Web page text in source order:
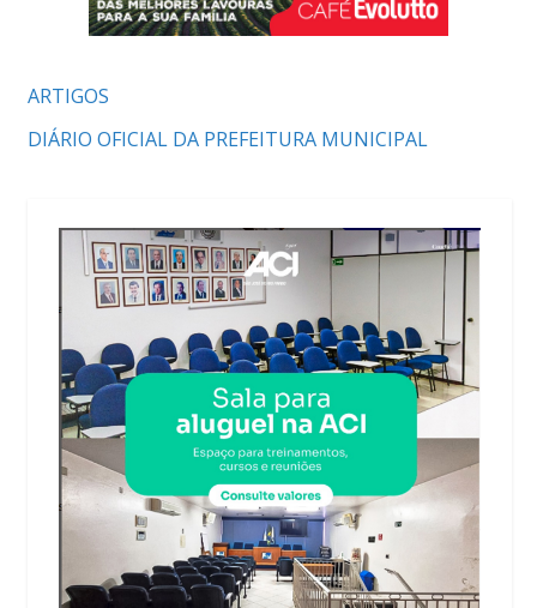
ARTIGOS
DIÁRIO OFICIAL DA PREFEITURA MUNICIPAL